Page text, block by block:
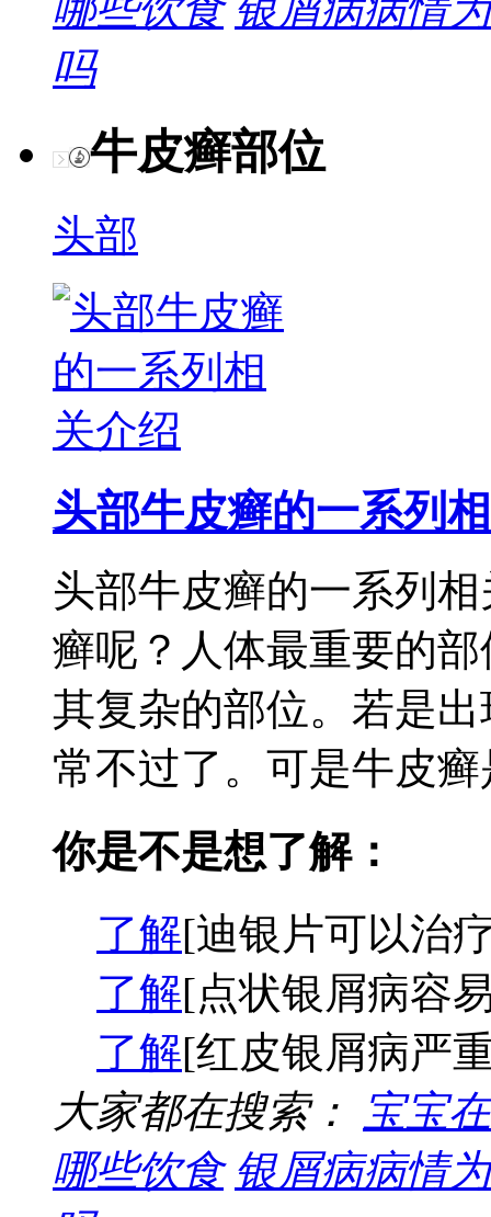
哪些饮食 银屑病病情
吗
牛皮癣部位
头部
头部牛皮癣的一系列相
头部牛皮癣的一系列
癣呢？人体最重要的
其复杂的部位。若是
常不过了。可是牛皮
你是不是想了解：
了解[迪银片可以治
了解[点状银屑病容
了解[红皮银屑病严
大家都在搜索：
宝宝
哪些饮食 银屑病病情